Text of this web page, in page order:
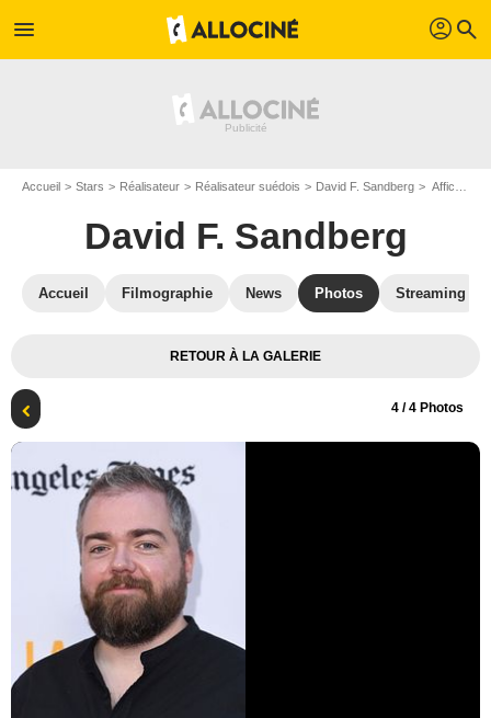
menu profil search
Accueil Stars Réalisateur Réalisateur suédois David F. Sandberg Affiche David F. Sandberg
David F. Sandberg
Accueil Filmographie News Photos Streaming
RETOUR À LA GALERIE
4 / 4 Photos